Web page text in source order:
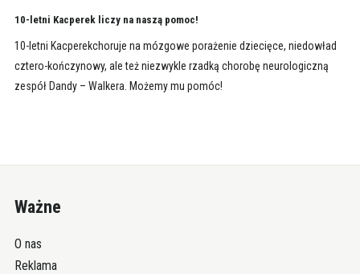
10-letni Kacperek liczy na naszą pomoc!
10-letni Kacperekchoruje na mózgowe porażenie dziecięce, niedowład
cztero-kończynowy, ale też niezwykle rzadką chorobę neurologiczną
zespół Dandy – Walkera. Możemy mu pomóc!
Ważne
O nas
Reklama